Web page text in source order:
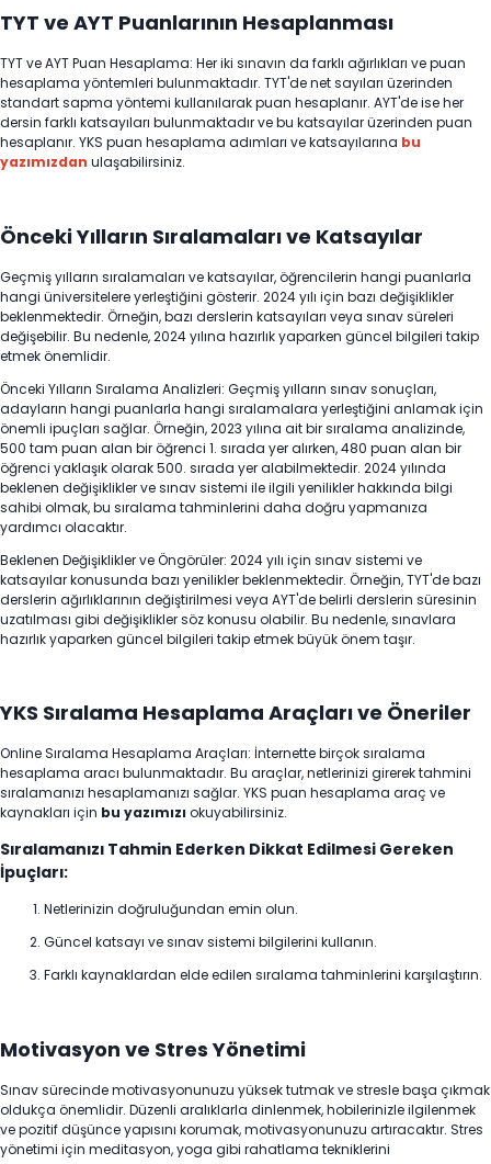
TYT ve AYT Puanlarının Hesaplanması
TYT ve AYT Puan Hesaplama: Her iki sınavın da farklı ağırlıkları ve puan
hesaplama yöntemleri bulunmaktadır. TYT'de net sayıları üzerinden
standart sapma yöntemi kullanılarak puan hesaplanır. AYT'de ise her
dersin farklı katsayıları bulunmaktadır ve bu katsayılar üzerinden puan
hesaplanır. YKS puan hesaplama adımları ve katsayılarına bu
yazımızdan ulaşabilirsiniz.
Önceki Yılların Sıralamaları ve Katsayılar
Geçmiş yılların sıralamaları ve katsayılar, öğrencilerin hangi puanlarla
hangi üniversitelere yerleştiğini gösterir. 2024 yılı için bazı değişiklikler
beklenmektedir. Örneğin, bazı derslerin katsayıları veya sınav süreleri
değişebilir. Bu nedenle, 2024 yılına hazırlık yaparken güncel bilgileri takip
etmek önemlidir.
Önceki Yılların Sıralama Analizleri: Geçmiş yılların sınav sonuçları,
adayların hangi puanlarla hangi sıralamalara yerleştiğini anlamak için
önemli ipuçları sağlar. Örneğin, 2023 yılına ait bir sıralama analizinde,
500 tam puan alan bir öğrenci 1. sırada yer alırken, 480 puan alan bir
öğrenci yaklaşık olarak 500. sırada yer alabilmektedir. 2024 yılında
beklenen değişiklikler ve sınav sistemi ile ilgili yenilikler hakkında bilgi
sahibi olmak, bu sıralama tahminlerini daha doğru yapmanıza
yardımcı olacaktır.
Beklenen Değişiklikler ve Öngörüler: 2024 yılı için sınav sistemi ve
katsayılar konusunda bazı yenilikler beklenmektedir. Örneğin, TYT'de bazı
derslerin ağırlıklarının değiştirilmesi veya AYT'de belirli derslerin süresinin
uzatılması gibi değişiklikler söz konusu olabilir. Bu nedenle, sınavlara
hazırlık yaparken güncel bilgileri takip etmek büyük önem taşır.
YKS Sıralama Hesaplama Araçları ve Öneriler
Online Sıralama Hesaplama Araçları: İnternette birçok sıralama
hesaplama aracı bulunmaktadır. Bu araçlar, netlerinizi girerek tahmini
sıralamanızı hesaplamanızı sağlar. YKS puan hesaplama araç ve
kaynakları için bu yazımızı okuyabilirsiniz.
Sıralamanızı Tahmin Ederken Dikkat Edilmesi Gereken
İpuçları:
Netlerinizin doğruluğundan emin olun.
Güncel katsayı ve sınav sistemi bilgilerini kullanın.
Farklı kaynaklardan elde edilen sıralama tahminlerini karşılaştırın.
Motivasyon ve Stres Yönetimi
Sınav sürecinde motivasyonunuzu yüksek tutmak ve stresle başa çıkmak
oldukça önemlidir. Düzenli aralıklarla dinlenmek, hobilerinizle ilgilenmek
ve pozitif düşünce yapısını korumak, motivasyonunuzu artıracaktır. Stres
yönetimi için meditasyon, yoga gibi rahatlama tekniklerini